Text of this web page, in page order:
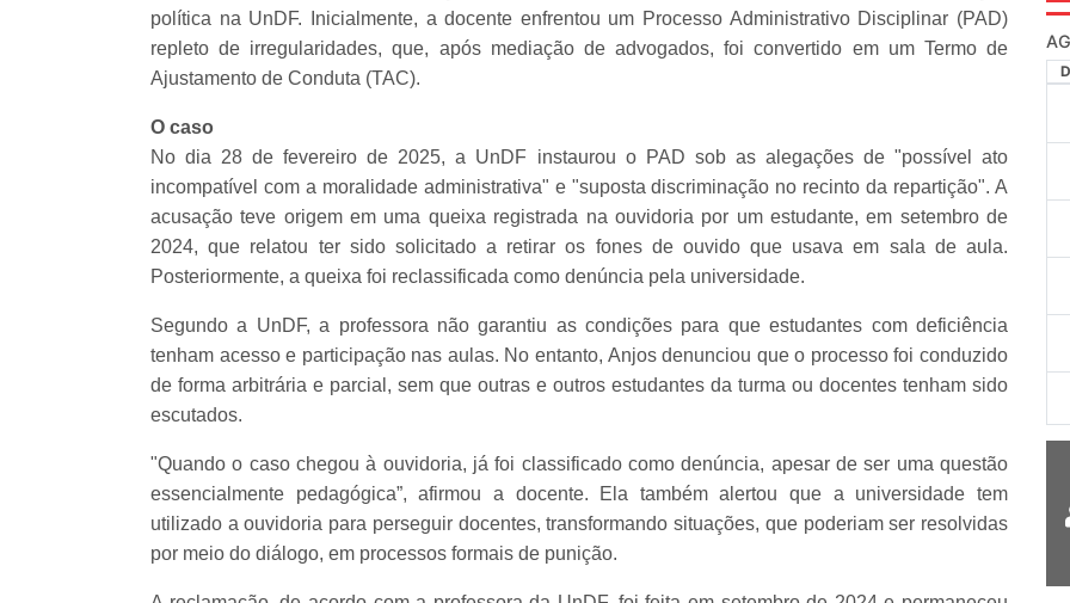
política na UnDF. Inicialmente, a docente enfrentou um Processo Administrativo Disciplinar (PAD)
repleto de irregularidades, que, após mediação de advogados, foi convertido em um Termo de
Ajustamento de Conduta (TAC).
O caso
No dia 28 de fevereiro de 2025, a UnDF instaurou o PAD sob as alegações de "possível ato
incompatível com a moralidade administrativa" e "suposta discriminação no recinto da repartição". A
acusação teve origem em uma queixa registrada na ouvidoria por um estudante, em setembro de
2024, que relatou ter sido solicitado a retirar os fones de ouvido que usava em sala de aula.
Posteriormente, a queixa foi reclassificada como denúncia pela universidade.
Segundo a UnDF, a professora não garantiu as condições para que estudantes com deficiência
tenham acesso e participação nas aulas. No entanto, Anjos denunciou que o processo foi conduzido
de forma arbitrária e parcial, sem que outras e outros estudantes da turma ou docentes tenham sido
escutados.
"Quando o caso chegou à ouvidoria, já foi classificado como denúncia, apesar de ser uma questão
essencialmente pedagógica”, afirmou a docente. Ela também alertou que a universidade tem
utilizado a ouvidoria para perseguir docentes, transformando situações, que poderiam ser resolvidas
por meio do diálogo, em processos formais de punição.